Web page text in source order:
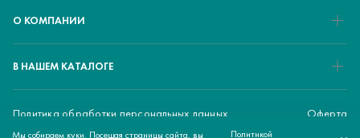
О КОМПАНИИ
В НАШЕМ КАТАЛОГЕ
Политика обработки персональных данных
Оферта
Мы собираем куки. Посещая страницы сайта, вы Политикой